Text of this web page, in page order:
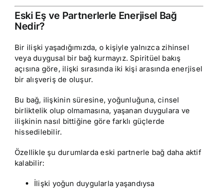
Eski Eş ve Partnerlerle Enerjisel Bağ
Nedir?
Bir ilişki yaşadığımızda, o kişiyle yalnızca zihinsel
veya duygusal bir bağ kurmayız. Spiritüel bakış
açısına göre, ilişki sırasında iki kişi arasında enerjisel
bir alışveriş de oluşur.
Bu bağ, ilişkinin süresine, yoğunluğuna, cinsel
birliktelik olup olmamasına, yaşanan duygulara ve
ilişkinin nasıl bittiğine göre farklı güçlerde
hissedilebilir.
Özellikle şu durumlarda eski partnerle bağ daha aktif
kalabilir:
İlişki yoğun duygularla yaşandıysa